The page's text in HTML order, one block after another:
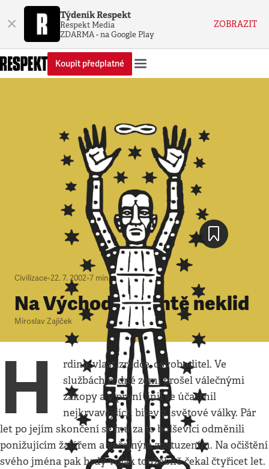
× Týdeník Respekt
Respekt Media
ZDARMA - na Google Play
ZOBRAZIT
Koupit předplatné
Civilizace•22. 7. 2002•7 minut
Na Východní frontě neklid
Miroslav Zajíček
H
rdina, vlastizrádce, osvoboditel. Ve
službách rodné zemi prošel válečnými
zákopy a v první linii se účastnil
nejkrvavějších bitev 2. světové války. Pár
let po jejím skončení se mu za to bolševici odměnili
ponižujícím žalářem a veřejným zostuzením. Na očištění
svého jména pak hrdý voják toužebně čekal čtyřicet let.